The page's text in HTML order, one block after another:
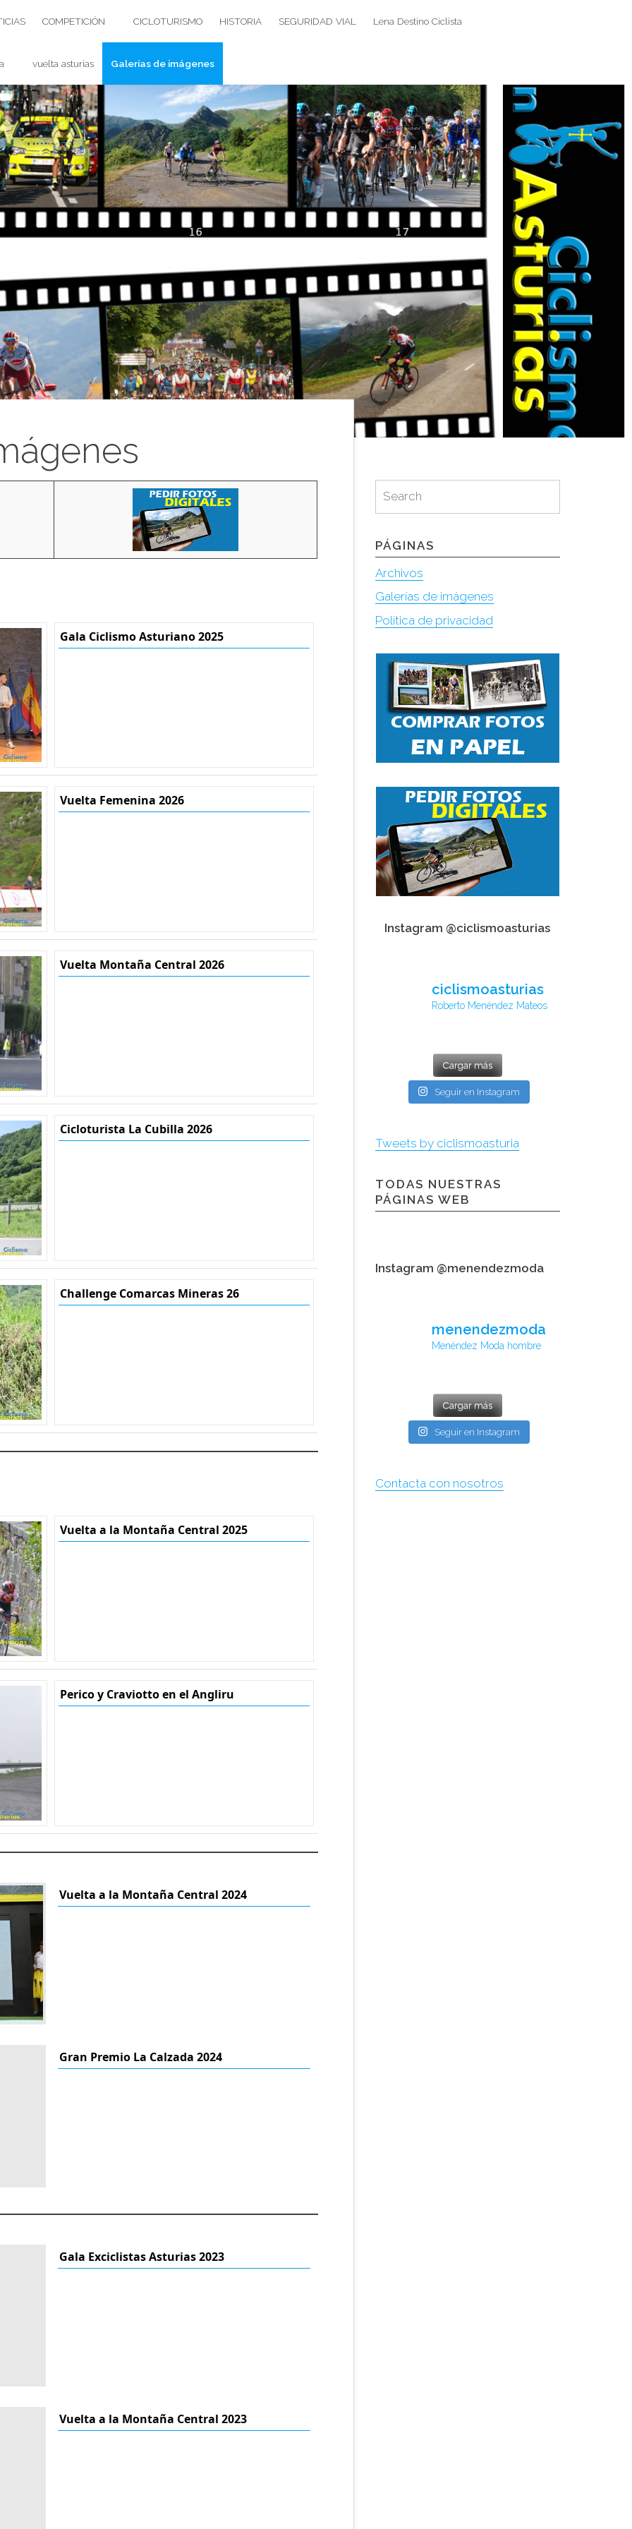
COMPETICIÓN CICLOTURISMO HISTORIA SEGURIDAD VIAL Lena Destino Ciclista
vuelta asturias Galerías de imágenes
Gala Ciclismo Asturiano 2025
Vuelta Femenina 2026
Vuelta Montaña Central 2026
Cicloturista La Cubilla 2026
Challenge Comarcas Mineras 26
Vuelta a la Montaña Central 2025
Perico y Craviotto en el Angliru
Vuelta a la Montaña Central 2024
Gran Premio La Calzada 2024
Gala Exciclistas Asturias 2023
Vuelta a la Montaña Central 2023
for:
Search
PÁGINAS
Archivos
Galerías de imágenes
Política de privacidad
Instagram @ciclismoasturias
ciclismoasturias
Roberto Menéndez Mateos
Cargar más
Seguir en Instagram
Tweets by ciclismoasturia
TODAS NUESTRAS
PÁGINAS WEB
Instagram @menendezmoda
menendezmoda
Menéndez Moda hombre
Cargar más
Seguir en Instagram
Contacta con nosotros